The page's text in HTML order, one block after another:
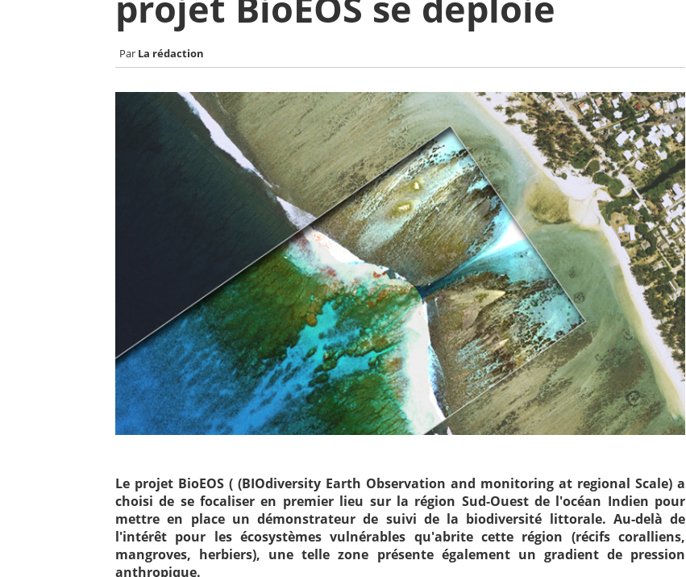
La rédaction
Le projet BioEOS ( (BIOdiversity Earth Observation and monitoring at regional Scale) a
choisi de se focaliser en premier lieu sur la région Sud-Ouest de l'océan Indien pour
mettre en place un démonstrateur de suivi de la biodiversité littorale. Au-delà de
l'intérêt pour les écosystèmes vulnérables qu'abrite cette région (récifs coralliens,
mangroves, herbiers), une telle zone présente également un gradient de pression
anthropique.